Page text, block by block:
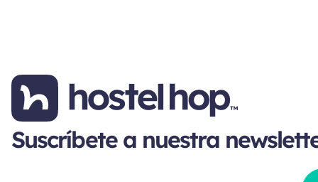
Suscríbete a nuestra